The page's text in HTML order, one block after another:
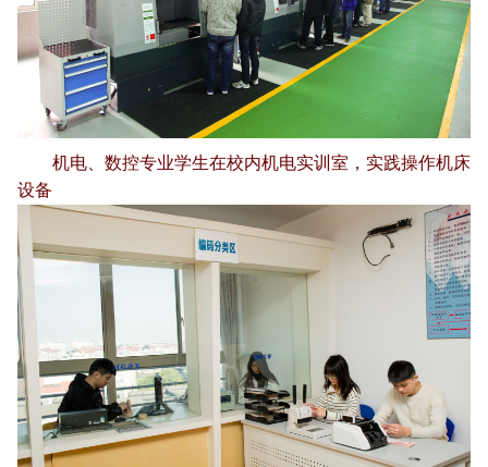
机电、数控专业学生在校内机电实训室，实践操作机床
设备